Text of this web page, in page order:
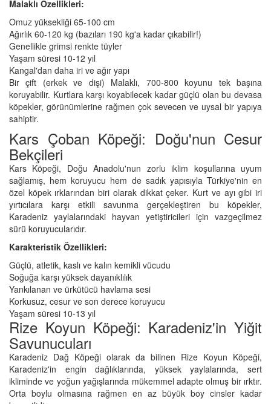
Malaklı Özellikleri:
Omuz yüksekliği 65-100 cm
Ağırlık 60-120 kg (bazıları 190 kg'a kadar çıkabilir!)
Genellikle grimsi renkte tüyler
Yaşam süresi 10-12 yıl
Kangal'dan daha iri ve ağır yapı
Bir çift (erkek ve dişi) Malaklı, 700-800 koyunu tek başına
koruyabilir. Kurtlara karşı koyabilecek kadar güçlü olan bu devasa
köpekler, görünümlerine rağmen çok sevecen ve uysal bir yapıya
sahiptir.
Kars Çoban Köpeği: Doğu'nun Cesur
Bekçileri
Kars Köpeği, Doğu Anadolu'nun zorlu iklim koşullarına uyum
sağlamış, hem koruyucu hem de sadık yapısıyla Türkiye'nin en
özel köpek ırklarından biri olarak dikkat çeker. Kurt ve ayı gibi iri
yırtıcılara karşı etkili savunma gerçekleştiren bu köpekler,
Karadeniz yaylalarındaki hayvan yetiştiricileri için vazgeçilmez
sürü koruyucularıdır.
Karakteristik Özellikleri:
Güçlü, atletik, kaslı ve kalın kemikli vücudu
Soğuğa karşı yüksek dayanıklılık
Yankılanan ve ürkütücü havlama sesi
Korkusuz, cesur ve son derece koruyucu
Yaşam süresi 10-13 yıl
Rize Koyun Köpeği: Karadeniz'in Yiğit
Savunucuları
Karadeniz Dağ Köpeği olarak da bilinen Rize Koyun Köpeği,
Karadeniz'in engin dağlıklarında, yüksek yaylalarında, sert
ikliminde ve yoğun yağışlarında mükemmel adapte olmuş bir ırktır.
Orta boylu olmasına rağmen en az büyük boy cinsler kadar